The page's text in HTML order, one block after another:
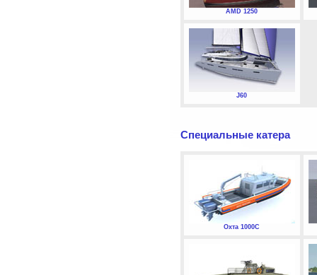
AMD 1250
J60
Специальные катера
Охта 1000С